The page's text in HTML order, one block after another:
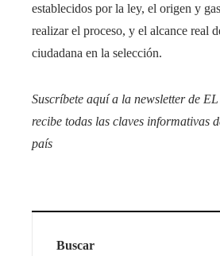
establecidos por la ley, el origen y
realizar el proceso, y el alcance real
ciudadana en la selección.
Suscríbete aquí a la newsletter de
recibe todas las claves informativas
país
Buscar